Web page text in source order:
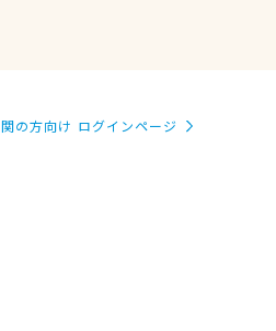
の方向け ログインページ